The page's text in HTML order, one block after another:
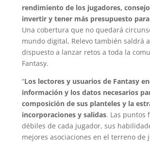
rendimiento de los jugadores,
invertir y tener más presupuesto
Una cobertura que no quedará
mundo digital, Relevo también saldrá
dispuesto a lanzar retos a toda la
Fantasy.
“Los lectores y usuarios de Fantasy
información y los datos necesarios
composición de sus planteles y la
incorporaciones y salidas. Las puntos
débiles de cada jugador, sus
mejores asociaciones en el terreno de